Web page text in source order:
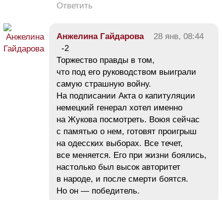
Ответить
Анжелина Гайдарова
28 янв, 08:44
-2
Торжество правды в том,
что под его руководством выиграли
самую страшную войну.
На подписании Акта о капитуляции
немецкий генерал хотел именно
на Жукова посмотреть. Воюя сейчас
с памятью о нем, готовят проигрыш
на одесских выборах. Все течет,
все меняется. Его при жизни боялись,
настолько был высок авторитет
в народе, и после смерти боятся.
Но он — победитель.